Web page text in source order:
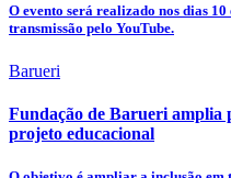
O evento será realizado nos dias 10
transmissão pelo YouTube.
Barueri
Fundação de Barueri amplia
projeto educacional